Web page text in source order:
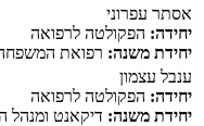
אסתר עפרוני
יחידה: הפקולטה לרפואה
יחידת משנה: רפואת
ענבל עצמון
יחידה: הפקולטה לרפואה
יחידת משנה: דיקאנט ומנהל